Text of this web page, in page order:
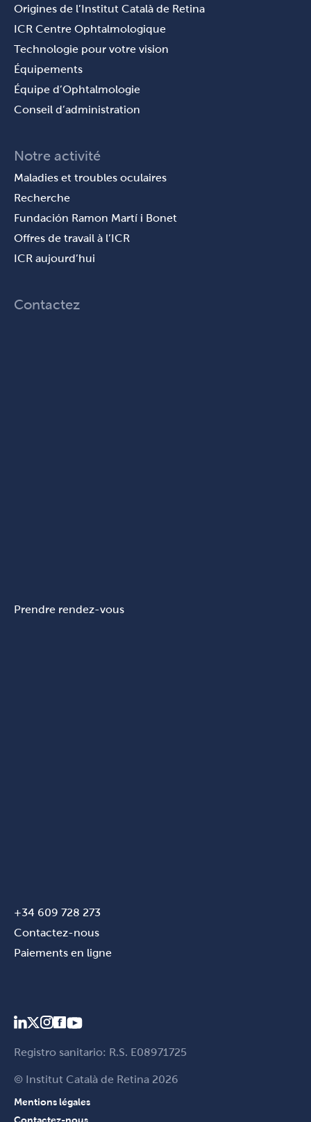
Origines de l’Institut Català de Retina
ICR Centre Ophtalmologique
Technologie pour votre vision
Équipements
Équipe d’Ophtalmologie
Conseil d’administration
Notre activité
Maladies et troubles oculaires
Recherche
Fundación Ramon Martí i Bonet
Offres de travail à l’ICR
ICR aujourd’hui
Contactez
Prendre rendez-vous
+34 609 728 273
Contactez-nous
Paiements en ligne
Registro sanitario: R.S. E08971725
© Institut Català de Retina 2026
Mentions légales